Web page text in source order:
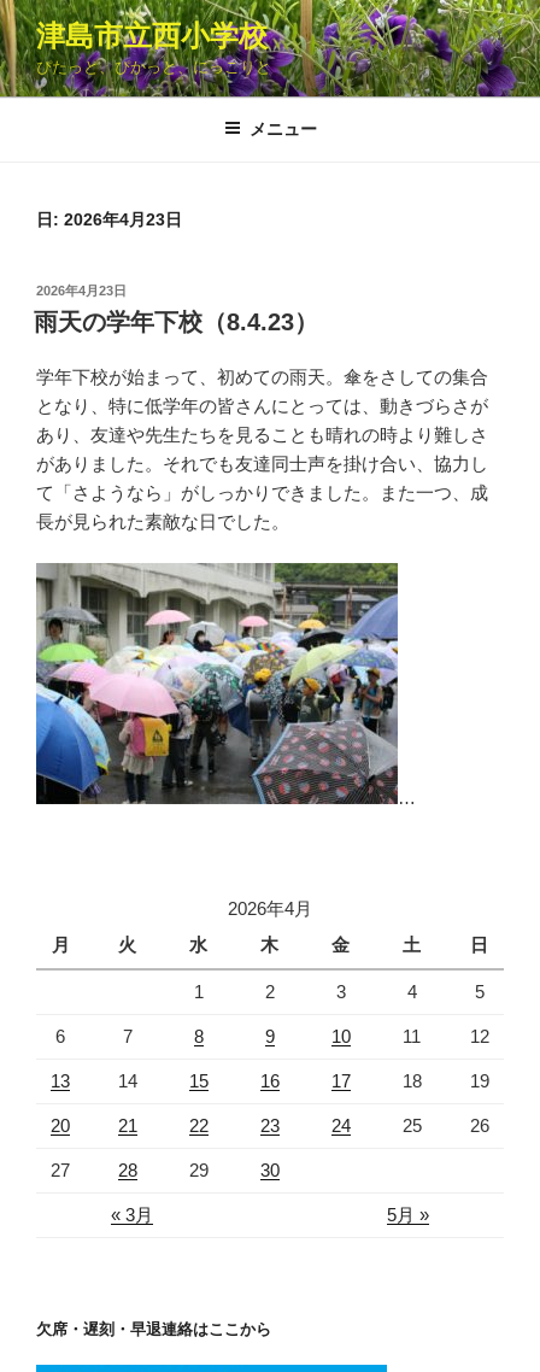
コ
ン
テ
ン
津島市立西小学校
ぴたっと、ぴかっと、にっこりと
メニュー
日: 2026年4月23日
投
稿
日:
2026年4月23日
雨天の学年下校（8.4.23）
学年下校が始まって、初めての雨天。傘をさしての集合
となり、特に低学年の皆さんにとっては、動きづらさが
あり、友達や先生たちを見ることも晴れの時より難しさ
がありました。それでも友達同士声を掛け合い、協力し
て「さようなら」がしっかりできました。また一つ、成
長が見られた素敵な日でした。
…
2026年4月
月
火 水 木 金 土 日
« 3月 5月 »
1 2 3 4 5
6 7 8 9 10 11 12
13 14 15 16 17 18 19
20 21 22 23 24 25 26
27 28 29 30
欠席・遅刻・早退連絡はここから